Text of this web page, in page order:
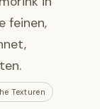
feinen,
Texturen